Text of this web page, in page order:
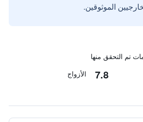
الموثوقين.
7.8 الأزواج